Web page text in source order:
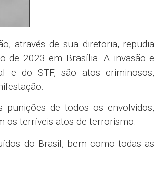
através de sua diretoria, repudia
de 2023 em Brasília. A invasão e
e do STF, são atos criminosos,
punições de todos os envolvidos,
os terríveis atos de terrorismo.
do Brasil, bem como todas as